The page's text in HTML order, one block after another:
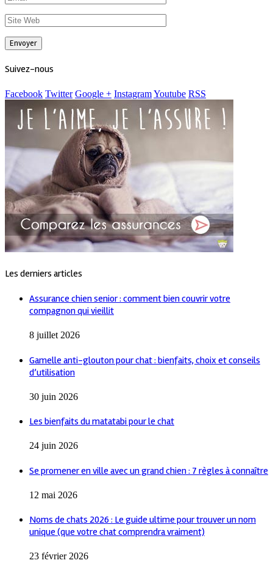
Suivez-nous
Facebook Twitter Google + InstagramYoutube RSS
Les derniers articles
Assurance chien senior : comment bien couvrir votre
compagnon qui vieillit
8 juillet 2026
Gamelle anti-glouton pour chat : bienfaits, choix et conseils
d’utilisation
30 juin 2026
Les bienfaits du matatabi pour le chat
24 juin 2026
Se promener en ville avec un grand chien : 7 règles à connaître
12 mai 2026
Noms de chats 2026 : Le guide ultime pour trouver un nom
unique (que votre chat comprendra vraiment)
23 février 2026